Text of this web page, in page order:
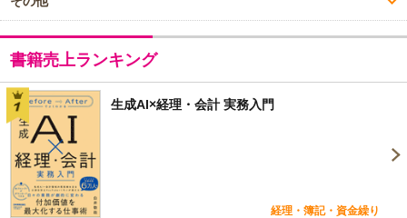
書籍売上ランキング
生成AI×経理・会計 実務入門
経理・簿記・資金繰り